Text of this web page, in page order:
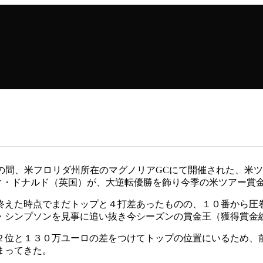
間、米フロリダ州所在のマグノリアGCにて開催された、
ドナルド（英国）が、大逆転優勝を飾り今季の米ツアー賞
た時点でまだトップと４打差あったものの、１０番から
ンプソンを見事に追い抜き今シーズンの賞金王（獲得賞金
と１３０万ユーロの差をつけてトップの位置にいるため、
てきた。